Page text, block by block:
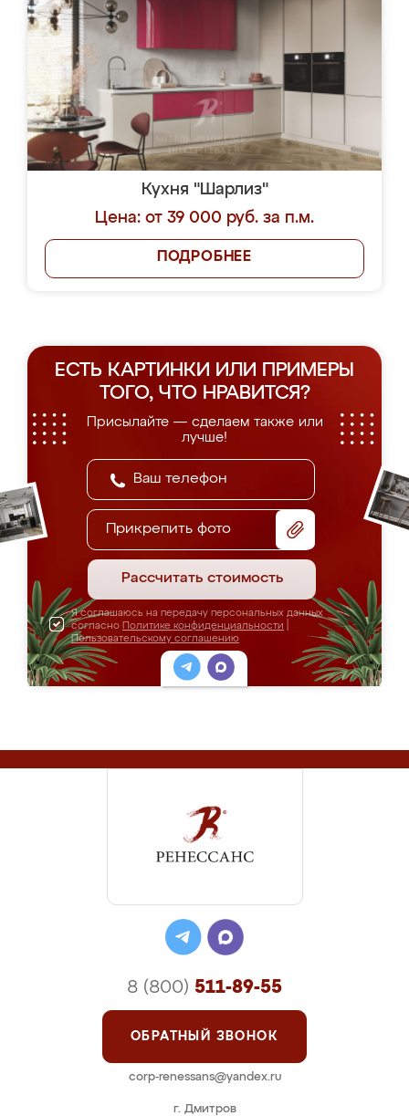
Кухня "Шарлиз"
Цена: от 39 000 руб. за п.м.
ПОДРОБНЕЕ
ЕСТЬ КАРТИНКИ ИЛИ ПРИМЕРЫ
ТОГО, ЧТО НРАВИТСЯ?
Присылайте — сделаем также или
лучше!
Прикрепить фото
Рассчитать стоимость
Я соглашаюсь на передачу персональных данных
согласно Политике конфиденциальности
Пользовательскому соглашению
г. Дмитров
8 (800) 511-89-55
ОБРАТНЫЙ ЗВОНОК
corp-renessans@yandex.ru